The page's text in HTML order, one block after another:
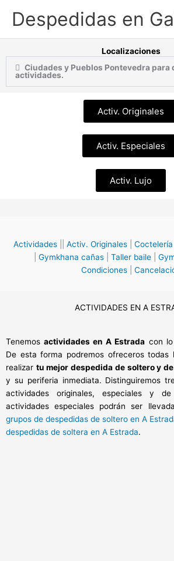
Despedidas en
Localizaciones
Ciudades y Pueblos Pontevedra
actividades.
Activ. Originales
Activ. Especiales
Activ. Lujo
Actividades|| Activ. Originales| Coctelería
Gymkhana cañas Taller baile
Condiciones|
ACTIVIDADES EN A
Tenemosactividades en A Estrada con
De esta forma podremos ofreceros todas
realizar tu mejor despedida de soltero y
y su periferia inmediata. Distinguiremos
actividades originales, especiales y
actividades especiales podrán ser
grupos de despedidas de soltero en A
despedidas de soltera en A Estrada.